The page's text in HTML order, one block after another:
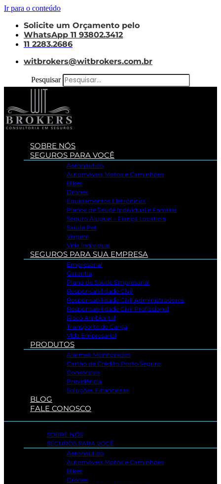
Ir para o conteúdo
Solicite um Orçamento pelo
WhatsApp 11 93802.3412
11 2283.2686
witbrokers@witbrokers.com.br
Pesquisar
SOBRE NÓS
SEGUROS PARA VOCÊ
Aeronáutico
Automóveis Motos e Caminhões
Bikes
Drones
Equipamentos Eletrônicos
Planos de Saúde Individual e Familiar
Seguro Aluguel – Fiança Locatícia
Saúde Pet
Viagem
Vida Individual
SEGUROS PARA SUA EMPRESA
Empresarial
Garantia
Plano de Saúde Empresarial
Responsabilidade Civil
Responsabilidade Civil Administradores
Responsabilidade Civil Profissional
Risco Ambiental
Transporte de Carga
Vida Empresarial
PRODUTOS
Alarmes Monitorados
Cartão de Crédito Porto Seguro
Consórcios
Previdência
Soluções Financeiras
BLOG
FALE CONOSCO
SOBRE NÓS
SEGUROS PARA VOCÊ
Aeronáutico
Automóveis Motos e Caminhões
Bikes
Drones